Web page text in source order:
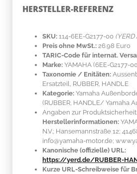
HERSTELLER-REFERENZ
SKU: 114-6EE-G2177-00 (YERD
Preis ohne MwSt.: 26.98 Euro
TARIC-Code für internat.
Marke: YAMAHA (6EE-G2177-
Taxonomie / Enitäten:
Ersatzteil, RUBBER, HANDLE
Kategorie: Yamaha
(RUBBER, HANDLE/ Yamaha
Angaben zur Produktsicherheit
Herstellerinformationen:
N.V.; Hansemannstraße 12;
info@yamaha-motor.de;
Kanonische (offizielle) URL:
https://yerd.de/RUBBER-
Kurze URL-Schreibweise für